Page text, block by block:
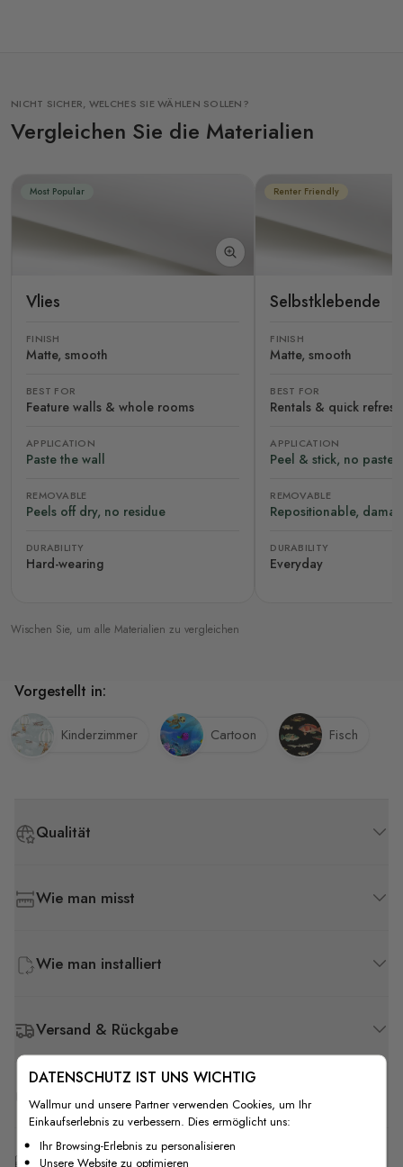
NICHT SICHER, WELCHES SIE WÄHLEN SOLLEN?
Vergleichen Sie die Materialien
Most Popular
Vlies
FINISH
Matte, smooth
BEST FOR
Feature walls & whole rooms
APPLICATION
Paste the wall
REMOVABLE
Peels off dry, no residue
DURABILITY
Hard-wearing
Renter Friendly
Selbstklebende
FINISH
Matte, smooth
BEST FOR
Rentals & quick
APPLICATION
Peel & stick, no paste
REMOVABLE
Repositionable,
DURABILITY
Everyday
Wischen Sie, um alle Materialien zu vergleichen
Qualität
Wie man misst
Wie man installiert
Versand & Rückgabe
F.A.Q
Kostenlose Anpassung
Vorgestellt in:
Kinderzimmer Cartoon Fisch
DATENSCHUTZ IST UNS WICHTIG
Wallmur und unsere Partner verwenden Cookies, um Ihr
Einkaufserlebnis zu verbessern. Dies ermöglicht uns:
Ihr Browsing-Erlebnis zu personalisieren
Unsere Website zu optimieren